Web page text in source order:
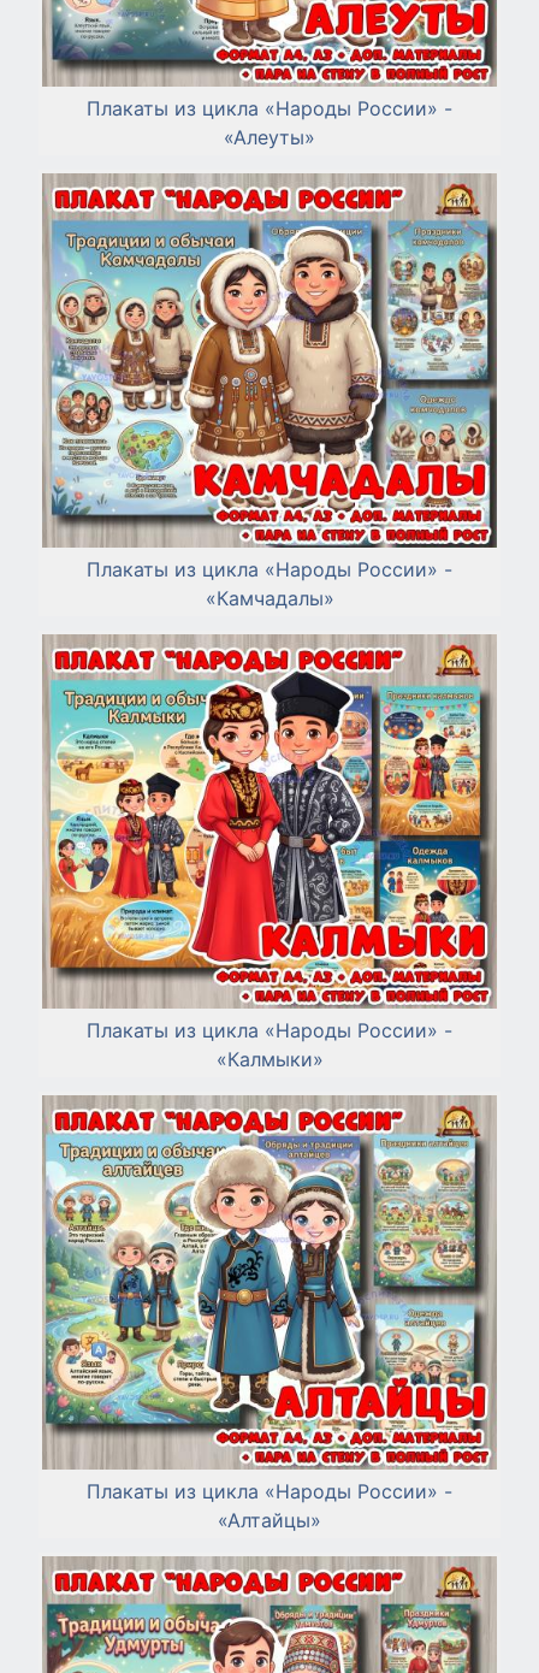
Плакаты из цикла «Народы России» -
«Алеуты»
Плакаты из цикла «Народы России» -
«Камчадалы»
Плакаты из цикла «Народы России» -
«Калмыки»
Плакаты из цикла «Народы России» -
«Алтайцы»